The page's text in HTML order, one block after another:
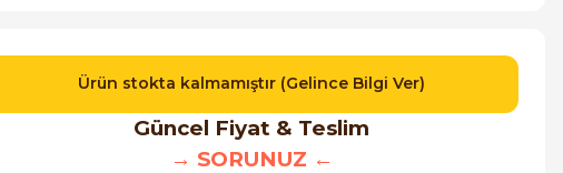
Ürün stokta kalmamıştır (Gelince Bilgi Ver)
Güncel Fiyat & Teslim
→ SORUNUZ ←